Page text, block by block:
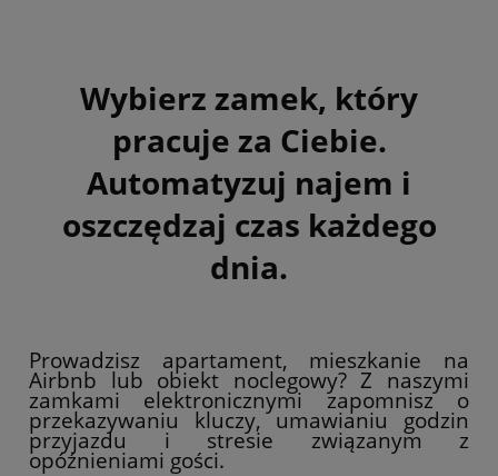
Wybierz zamek, który
pracuje za Ciebie.
Automatyzuj najem i
oszczędzaj czas każdego
dnia.
Prowadzisz apartament, mieszkanie na
Airbnb lub obiekt noclegowy? Z naszymi
zamkami elektronicznymi zapomnisz o
przekazywaniu kluczy, umawianiu godzin
przyjazdu i stresie związanym z
opóźnieniami gości.